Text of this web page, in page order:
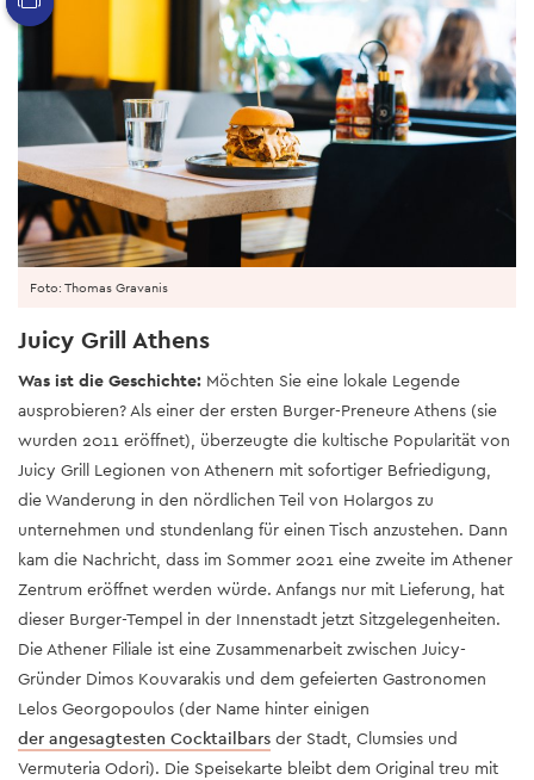
Juicy Grill Athens
Was ist die Geschichte: Möchten Sie eine lokale Legende
ausprobieren? Als einer der ersten Burger-Preneure Athens (sie
wurden 2011 eröffnet), überzeugte die kultische Popularität von
Juicy Grill Legionen von Athenern mit sofortiger Befriedigung,
die Wanderung in den nördlichen Teil von Holargos zu
unternehmen und stundenlang für einen Tisch anzustehen. Dann
kam die Nachricht, dass im Sommer 2021 eine zweite im Athener
Zentrum eröffnet werden würde. Anfangs nur mit Lieferung, hat
dieser Burger-Tempel in der Innenstadt jetzt Sitzgelegenheiten.
Die Athener Filiale ist eine Zusammenarbeit zwischen Juicy-
Gründer Dimos Kouvarakis und dem gefeierten Gastronomen
Lelos Georgopoulos (der Name hinter einigen
der angesagtesten Cocktailbars der Stadt, Clumsies und
Vermuteria Odori). Die Speisekarte bleibt dem Original treu mit
Foto: Thomas Gravanis